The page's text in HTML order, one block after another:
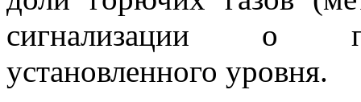
сигнализации о
установленного уровня.